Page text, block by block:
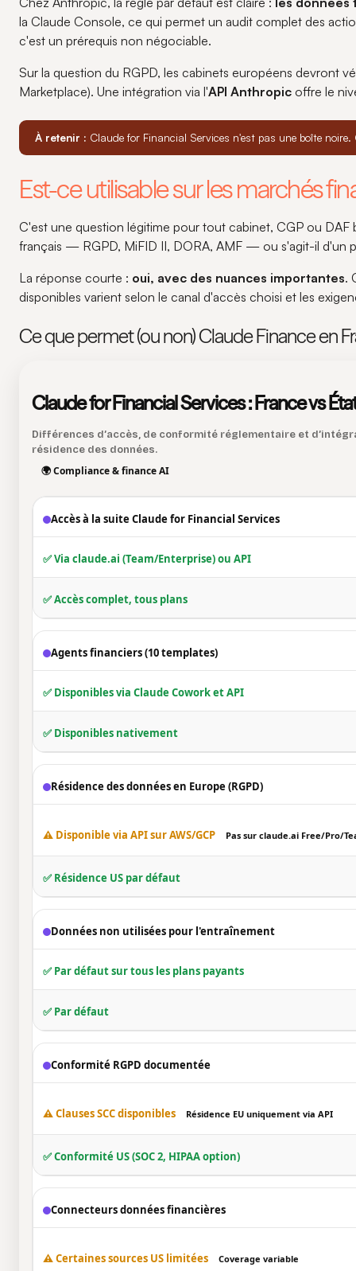
la Claude Console, ce qui permet un audit complet des
c'est un prérequis non négociable.
Sur la question du RGPD, les cabinets européens devront
Marketplace). Une intégration via l'API Anthropic offre le
À retenir : Claude for Financial Services n'est pas une boîte
Est-ce utilisable sur les marchés
C'est une question légitime pour tout cabinet, CGP ou
français — RGPD, MiFID II, DORA, AMF — ou s'agit-il d'un
La réponse courte : oui, avec des nuances importantes.
disponibles varient selon le canal d'accès choisi et les
Ce que permet (ou non) Claude Finance en
Claude for Financial Services : France vs
Différences d’accès, de conformité réglementaire et
résidence des données.
🌍 Compliance & finance AI
Accès à la suite Claude for Financial Services
✅ Via claude.ai (Team/Enterprise) ou API
✅ Accès complet, tous plans
Agents financiers (10 templates)
✅ Disponibles via Claude Cowork et API
✅ Disponibles nativement
Résidence des données en Europe (RGPD)
⚠️ Disponible via API sur AWS/GCP Pas sur claude.ai Free/Pro/
✅ Résidence US par défaut
Données non utilisées pour l'entraînement
✅ Par défaut sur tous les plans payants
✅ Par défaut
Conformité RGPD documentée
⚠️ Clauses SCC disponibles Résidence EU uniquement via API
✅ Conformité US (SOC 2, HIPAA option)
Connecteurs données financières
⚠️ Certaines sources US limitées Coverage variable